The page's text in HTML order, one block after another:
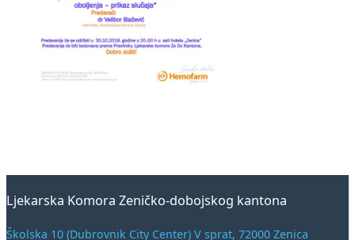
Ljekarska Komora Zeničko-dobojskog kantona
Školska 10 (Dubrovnik City Center) V sprat, 72000 Zenica